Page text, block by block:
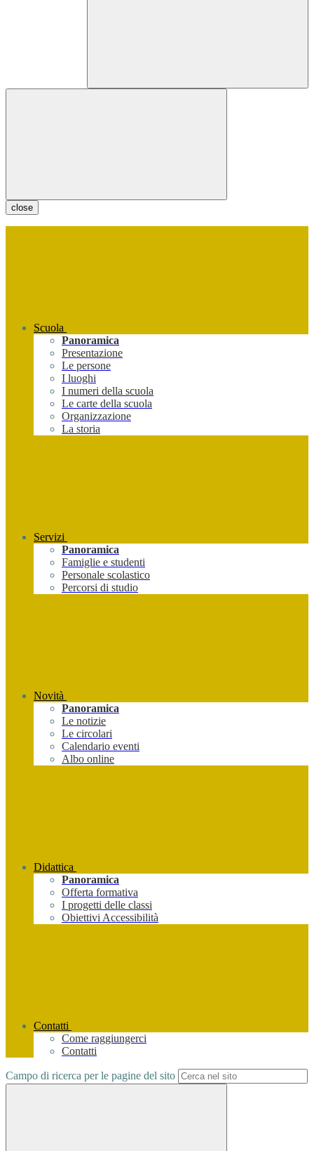
close
Scuola
Panoramica
Presentazione
Le persone
I luoghi
I numeri della scuola
Le carte della scuola
Organizzazione
La storia
Servizi
Panoramica
Famiglie e studenti
Personale scolastico
Percorsi di studio
Novità
Panoramica
Le notizie
Le circolari
Calendario eventi
Albo online
Didattica
Panoramica
Offerta formativa
I progetti delle classi
Obiettivi Accessibilità
Contatti
Come raggiungerci
Contatti
Campo di ricerca per le pagine del sito